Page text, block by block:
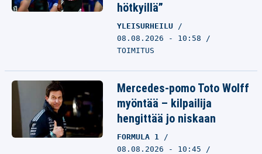
hötkyillä”
YLEISURHEILU
08.08.2026 - 10:58
TOIMITUS
Mercedes-pomo Toto Wolff
myöntää – kilpailija
hengittää jo niskaan
FORMULA 1
08.08.2026 - 10:45